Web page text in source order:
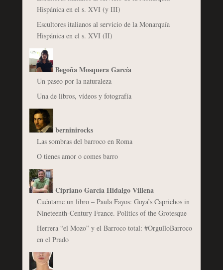
Hispánica en el s. XVI (y III)
Escultores italianos al servicio de la Monarquía
Hispánica en el s. XVI (II)
Begoña Mosquera García
Un paseo por la naturaleza
Una de libros, vídeos y fotografía
berninirocks
Las sombras del barroco en Roma
O tienes amor o comes barro
Cipriano García Hidalgo Villena
Cuéntame un libro – Paula Fayos: Goya’s Caprichos in
Nineteenth-Century France. Politics of the Grotesque
Herrera “el Mozo” y el Barroco total: #OrgulloBarroco
en el Prado